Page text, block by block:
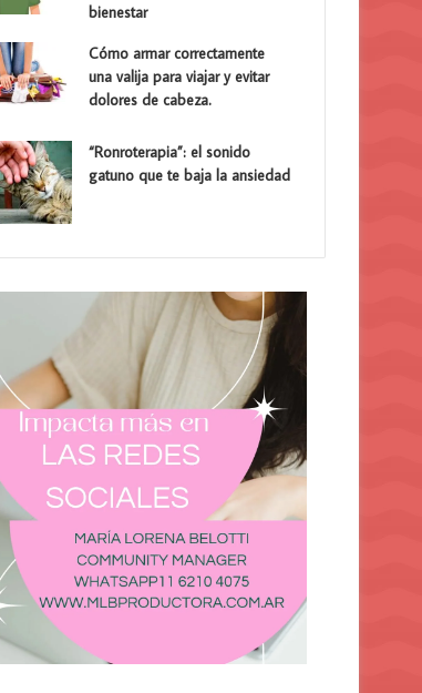
bienestar
Cómo armar correctamente
una valija para viajar y evitar
dolores de cabeza.
“Ronroterapia”: el sonido
gatuno que te baja la ansiedad